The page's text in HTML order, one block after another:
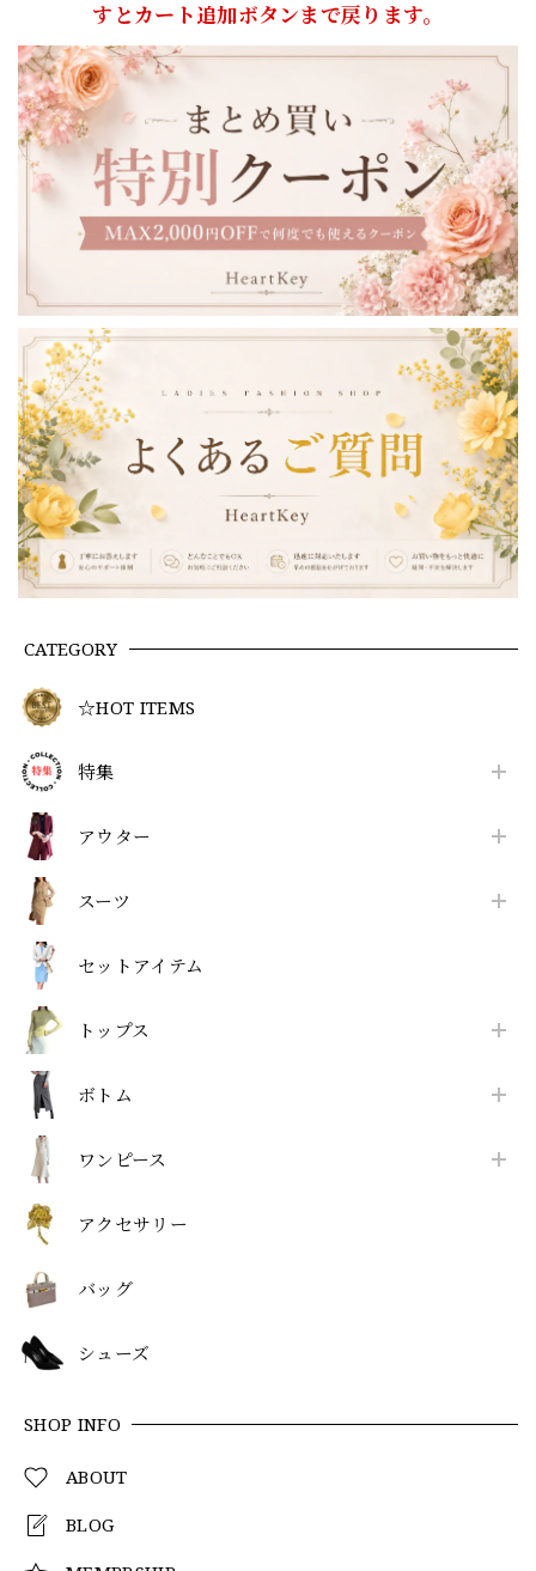
CATEGORY
☆HOT ITEMS
特集
アウター
スーツ
セットアイテム
トップス
ボトム
ワンピース
アクセサリー
バッグ
シューズ
SHOP INFO
ABOUT
BLOG
すとカート追加ボタンまで戻ります。